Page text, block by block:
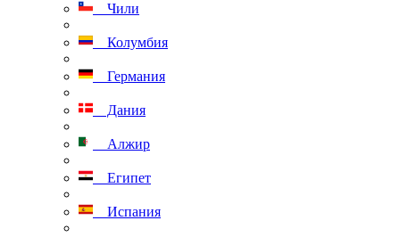
Чили
Колумбия
Германия
Дания
Алжир
Египет
Испания